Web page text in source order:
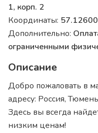
1, корп. 2
Координаты:
Дополнительно:
ограниченными
Описание
Добро пожаловать в
адресу: Россия,
Здесь вы всегда
низким ценам!